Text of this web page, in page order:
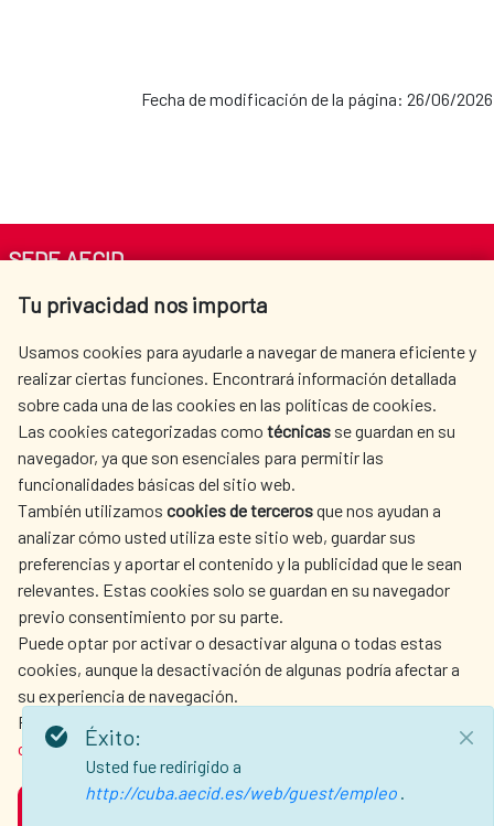
Fecha de modificación de la página: 26/06/2026
Tu privacidad nos importa
Usamos cookies para ayudarle a navegar de manera eficiente y
realizar ciertas funciones. Encontrará información detallada
sobre cada una de las cookies en las políticas de cookies.
Las cookies categorizadas como técnicas se guardan en su
navegador, ya que son esenciales para permitir las
funcionalidades básicas del sitio web.
También utilizamos cookies de tercerosque nos ayudan a
analizar cómo usted utiliza este sitio web, guardar sus
preferencias y aportar el contenido y la publicidad que le sean
relevantes. Estas cookies solo se guardan en su navegador
previo consentimiento por su parte.
Puede optar por activar o desactivar alguna o todas estas
cookies, aunque la desactivación de algunas podría afectar a
su experiencia de navegación.
Para obtener más información, consulte nuestra
cookies
ACEPTAR
SEDE AECID
Av. Reyes Católicos 4 - 28040 Madrid
centro.informacion@aecid.es
LA AECID
DÓNDE COOPERAMOS
ACCIÓN HUMANITARIA
SALA DE PRENSA
CULTURA Y CIENCIA
BIBLIOTECA
NUESTRAS REDES SOCIALES
Éxito:
Usted fue redirigido a
http://cuba.aecid.es/web/guest/empleo .